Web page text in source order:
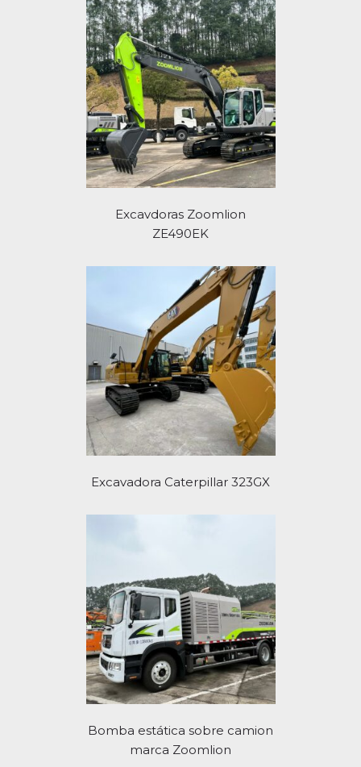
Excavdoras Zoomlion
ZE490EK
Excavadora Caterpillar 323GX
Bomba estática sobre camion
marca Zoomlion